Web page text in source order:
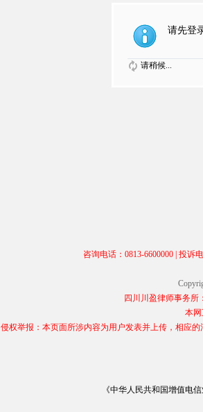
请先登
请稍候...
咨询电话：0813-6600000 | 投诉
四川川盈律师事务所
本网
侵权举报：本页面所涉内容为用户发表并上传，相应
《中华人民共和国增值电